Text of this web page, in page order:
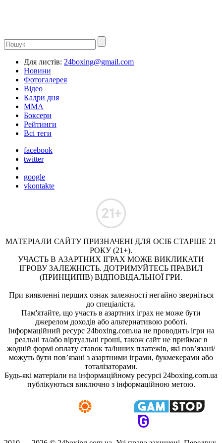
Для листів: 24boxing@gmail.com
Новини
Фотогалерея
Відео
Кадри дня
ММА
Боксери
Рейтинги
Всі теги
facebook
twitter
google
vkontakte
МАТЕРІАЛИ САЙТУ ПРИЗНАЧЕНІ ДЛЯ ОСІБ СТАРШЕ 21
РОКУ (21+).
УЧАСТЬ В АЗАРТНИХ ІГРАХ МОЖЕ ВИКЛИКАТИ
ІГРОВУ ЗАЛЕЖНІСТЬ. ДОТРИМУЙТЕСЬ ПРАВИЛ
(ПРИНЦИПІВ) ВІДПОВІДАЛЬНОЇ ГРИ.
При виявленні перших ознак залежності негайно зверніться
до спеціаліста.
Пам'ятайте, що участь в азартних іграх не може бути
джерелом доходів або альтернативою роботі.
Інформаційний ресурс 24boxing.com.ua не проводить ігри на
реальні та/або віртуальні гроші, також сайт не приймає в
жодній формі оплату ставок та/інших платежів, які пов’язані/
можуть бути пов’язані з азартними іграми, букмекерами або
тоталізаторами.
Будь-які матеріали на інформаційному ресурсі 24boxing.com.ua
публікуються виключно з інформаційною метою.